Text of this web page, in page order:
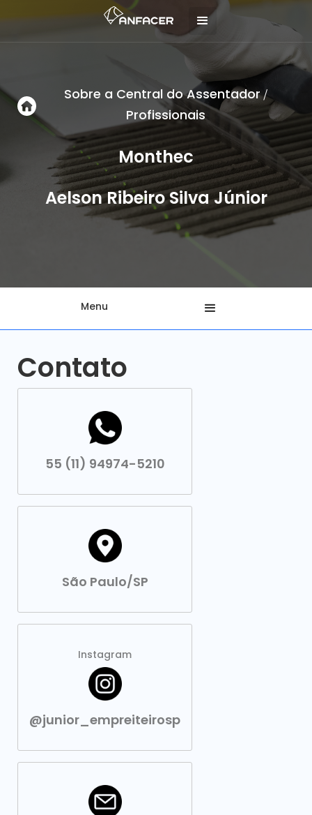
Sobre a Central do Assentador/
Profissionais
Monthec
Aelson Ribeiro Silva Júnior
Menu
Contato
55 (11) 94974-5210
São Paulo/SP
Instagram
@junior_empreiteirosp